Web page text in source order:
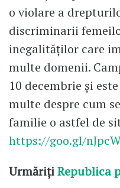
o violare a
discriminarii
inegalităților care
multe domenii.
10 decembrie și
multe despre cum
familie o astfel de
https://goo.gl/
UrmărițiRepublica